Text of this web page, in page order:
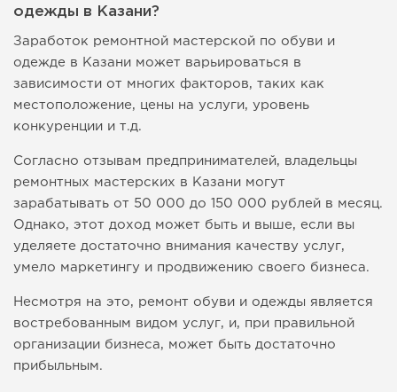
одежды в Казани?
Заработок ремонтной мастерской по обуви и
одежде в Казани может варьироваться в
зависимости от многих факторов, таких как
местоположение, цены на услуги, уровень
конкуренции и т.д.
Согласно отзывам предпринимателей, владельцы
ремонтных мастерских в Казани могут
зарабатывать от 50 000 до 150 000 рублей в месяц.
Однако, этот доход может быть и выше, если вы
уделяете достаточно внимания качеству услуг,
умело маркетингу и продвижению своего бизнеса.
Несмотря на это, ремонт обуви и одежды является
востребованным видом услуг, и, при правильной
организации бизнеса, может быть достаточно
прибыльным.